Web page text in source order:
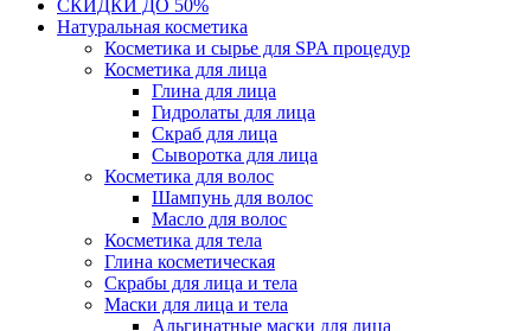
СКИДКИ ДО 50%
Натуральная косметика
Косметика и сырье для SPA процедур
Косметика для лица
Глина для лица
Гидролаты для лица
Скраб для лица
Сыворотка для лица
Косметика для волос
Шампунь для волос
Масло для волос
Косметика для тела
Глина косметическая
Скрабы для лица и тела
Маски для лица и тела
Альгинатные маски для лица